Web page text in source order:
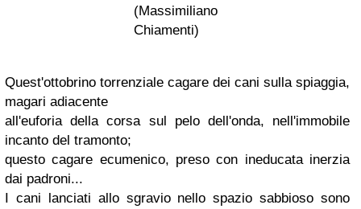
(Massimiliano
Chiamenti)
Quest'ottobrino torrenziale cagare dei cani sulla spiaggia,
magari adiacente
all'euforia della corsa sul pelo dell'onda, nell'immobile
incanto del tramonto;
questo cagare ecumenico, preso con ineducata inerzia
dai padroni...
I cani lanciati allo sgravio nello spazio sabbioso sono